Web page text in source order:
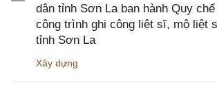
dân tỉnh Sơn La ban hành Quy
công trình ghi công liệt sĩ, mộ liệt
tỉnh Sơn La
Xây dựng